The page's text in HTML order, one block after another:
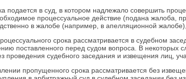
подается в суд, в котором надлежало совершить
процессуальное действие (подана жалоба,
в жалобе (например, в апелляционной жалобе),
срока рассматривается в судебном
поставленного перед судом вопроса. В
проведения судебного заседания и извещения лиц,
пропущенного срока рассматривается без